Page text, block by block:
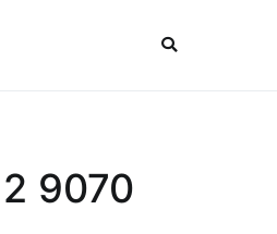
9070